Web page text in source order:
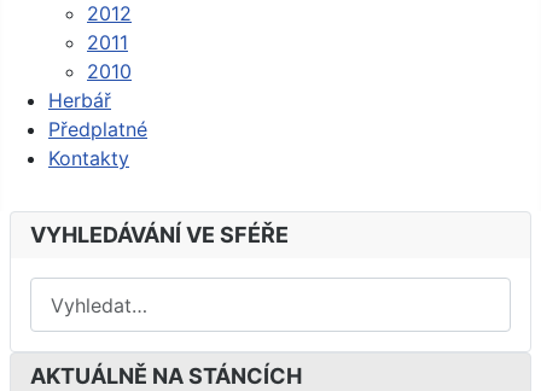
2012
2011
2010
Herbář
Předplatné
Kontakty
VYHLEDÁVÁNÍ VE SFÉŘE
AKTUÁLNĚ NA STÁNCÍCH